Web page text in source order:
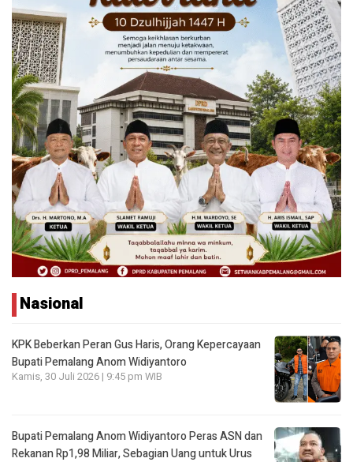
Nasional
KPK Beberkan Peran Gus Haris, Orang Kepercayaan
Bupati Pemalang Anom Widiyantoro
Kamis, 30 Juli 2026 | 9:45 pm WIB
Bupati Pemalang Anom Widiyantoro Peras ASN dan
Rekanan Rp1,98 Miliar, Sebagian Uang untuk Urus